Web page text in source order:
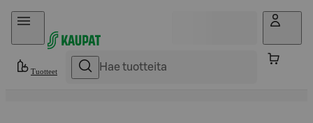
Hyppää sisältöön
Tuotteet